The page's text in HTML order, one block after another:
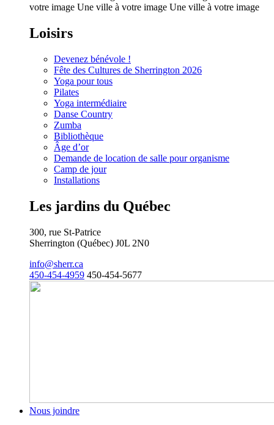
votre image Une ville à votre image Une ville à votre image
Loisirs
Devenez bénévole !
Fête des Cultures de Sherrington 2026
Yoga pour tous
Pilates
Yoga intermédiaire
Danse Country
Zumba
Bibliothèque
Âge d’or
Demande de location de salle pour organisme
Camp de jour
Installations
Les jardins du Québec
300, rue St-Patrice
Sherrington (Québec) J0L 2N0
info@sherr.ca
450-454-4959 450-454-5677
Nous joindre